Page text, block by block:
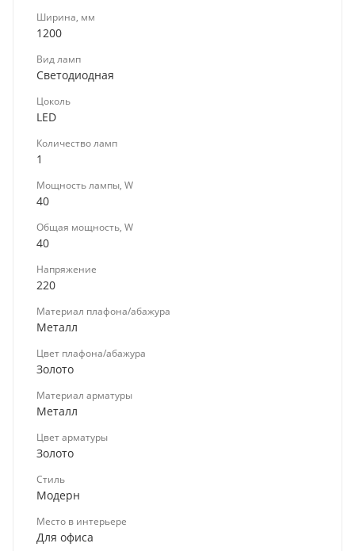
Ширина, мм
1200
Вид ламп
Светодиодная
Цоколь
LED
Количество ламп
1
Мощность лампы, W
40
Общая мощность, W
40
Напряжение
220
Материал плафона/абажура
Металл
Цвет плафона/абажура
Золото
Материал арматуры
Металл
Цвет арматуры
Золото
Стиль
Модерн
Место в интерьере
Для офиса